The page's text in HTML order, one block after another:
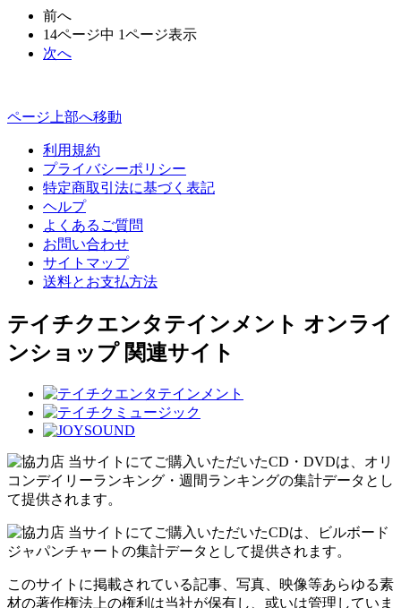
前へ
14ページ中 1ページ表示
次へ
ページ上部へ移動
利用規約
プライバシーポリシー
特定商取引法に基づく表記
ヘルプ
よくあるご質問
お問い合わせ
サイトマップ
送料とお支払方法
テイチクエンタテインメント オンライ
ンショップ 関連サイト
当サイトにてご購入いただいたCD・DVDは、オリ
コンデイリーランキング・週間ランキングの集計データとし
て提供されます。
当サイトにてご購入いただいたCDは、ビルボード
ジャパンチャートの集計データとして提供されます。
このサイトに掲載されている記事、写真、映像等あらゆる素
材の著作権法上の権利は当社が保有し、或いは管理していま